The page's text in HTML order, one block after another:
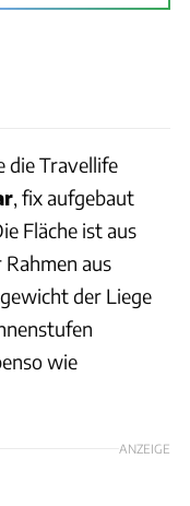
die Travellife
, fix aufgebaut
Fläche ist aus
aus
der Liege
wie
ANZEIGE